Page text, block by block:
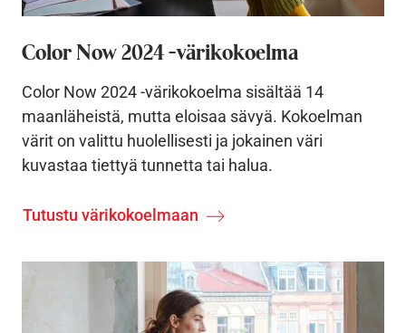
Color Now 2024 -värikokoelma
Color Now 2024 -värikokoelma sisältää 14
maanläheistä, mutta eloisaa sävyä. Kokoelman
värit on valittu huolellisesti ja jokainen väri
kuvastaa tiettyä tunnetta tai halua.
Tutustu värikokoelmaan